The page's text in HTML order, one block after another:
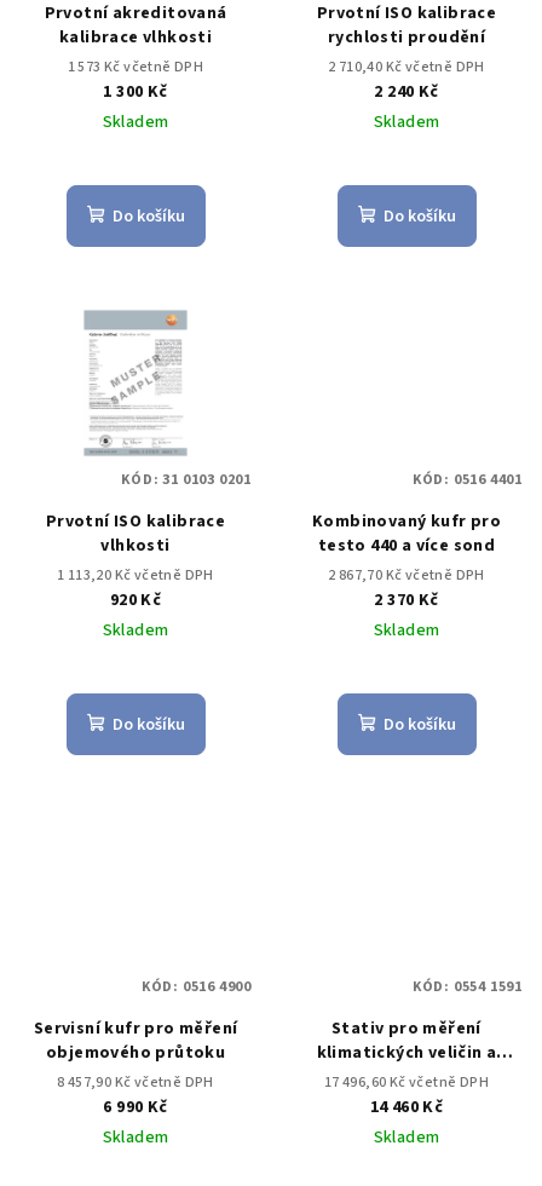
Prvotní akreditovaná
kalibrace vlhkosti
1 573 Kč včetně DPH
1 300 Kč
Skladem
Do košíku
Prvotní ISO kalibrace
rychlosti proudění
2 710,40 Kč včetně DPH
2 240 Kč
Skladem
Do košíku
Prvotní ISO kalibrace
vlhkosti
1 113,20 Kč včetně DPH
920 Kč
Skladem
Do košíku
KÓD:31 0103 0201
Kombinovaný kufr pro
testo 440 a více sond
2 867,70 Kč včetně DPH
2 370 Kč
Skladem
Do košíku
KÓD: 0516 4401
Servisní kufr pro měření
objemového průtoku
8 457,90 Kč včetně DPH
6 990 Kč
Skladem
KÓD: 0516 4900
Stativ pro měření
klimatických veličin a
pohody prostředí - aby
bylo zajištěno umístění
sond v souladu se
standardem
17 496,60 Kč včetně DPH
14 460 Kč
Skladem
KÓD: 0554 1591